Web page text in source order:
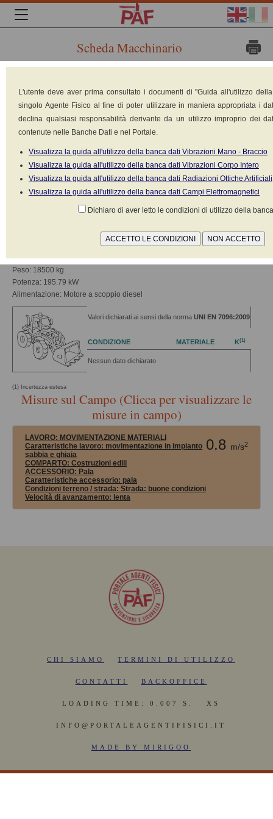
Scheda Macchinario
Tipologia: Pala gommata (ruspa)
Costruito nel: n.d.
Peso: 18500 kg
Potenza: 195.79 kW
Alimentazione: Motore a scoppio diesel
Valori dichiarati ai sensi della norma UNI EN 7096:2009
CONDIZIONE MATERIALE K(1)
Nessun dato dichiarato
(1) Incertezza estesa
Misure sul Campo (Clicca per visualizzare le
misure in campo)
0.8 m/s2
LAVORO: MOVIMENTAZIONE MATERIALI
Caratteristiche lavoro: movimentazione in impianto
sabbia e ghiaia
COMPARTO: Costruzioni edili
ACCESSORIO: Pala
Caratteristiche accessorio: pala
Condizioni terreno / strada: Strada: buone condizioni
Velocità di avanzamento: lenta
CHI SIAMO TERMINI DI UTILIZZO
CONTATTI BACKOFFICE
LOADING TIME: 0.007 S. XS
INFO@PORTALEAGENTIFISICI.IT
MADE BY MIRIGOO
L'utente deve aver prima consultato i documenti di "Guida all'utilizzo
singolo Agente Fisico al fine di poter utilizzare in maniera appropriata i
declina qualsiasi responsabilità derivante da un utilizzo improprio dei
contenute nelle Banche Dati e nel Portale.
Visualizza la guida all'utilizzo della banca dati Vibrazioni Mano - Braccio
Visualizza la guida all'utilizzo della banca dati Vibrazioni Corpo Intero
Visualizza la guida all'utilizzo della banca dati Radiazioni Ottiche Artificiali
Visualizza la guida all'utilizzo della banca dati Campi Elettromagnetici
Dichiaro di aver letto le condizioni di utilizzo della